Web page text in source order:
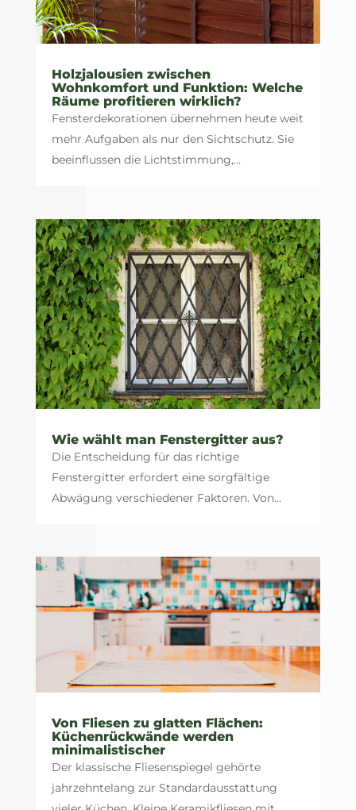
Holzjalousien zwischen
Wohnkomfort und Funktion: Welche
Räume profitieren wirklich?
Fensterdekorationen übernehmen heute weit
mehr Aufgaben als nur den Sichtschutz. Sie
beeinflussen die Lichtstimmung,...
Wie wählt man Fenstergitter aus?
Die Entscheidung für das richtige
Fenstergitter erfordert eine sorgfältige
Abwägung verschiedener Faktoren. Von...
Von Fliesen zu glatten Flächen:
Küchenrückwände werden
minimalistischer
Der klassische Fliesenspiegel gehörte
jahrzehntelang zur Standardausstattung